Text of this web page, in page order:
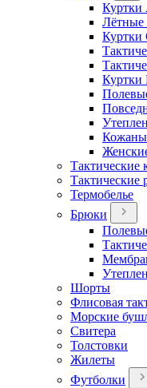
Куртки
Лётные
Тактические
Тактические
Термобелье
Брюки
Шорты
Флисовая
Морские
Свитера
Толстовки
Жилеты
Футболки